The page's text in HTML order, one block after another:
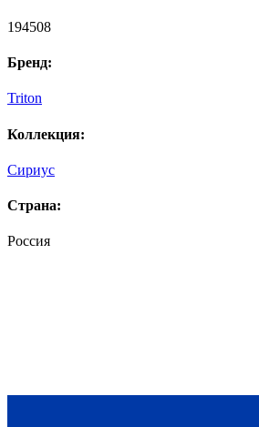
194508
Бренд:
Triton
Коллекция:
Сириус
Страна:
Россия